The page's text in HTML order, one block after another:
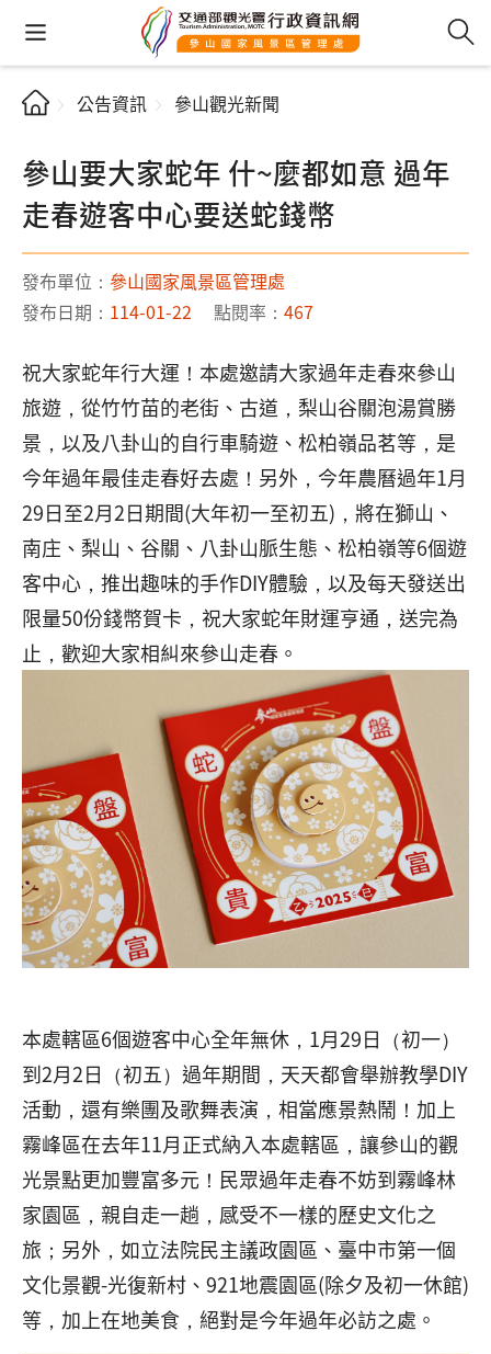
公告資訊 參山觀光新聞
參山要大家蛇年 什~麼都如意 過年
走春遊客中心要送蛇錢幣
發布單位： 參山國家風景區管理處
發布日期： 114-01-22 點閱率： 467
祝大家蛇年行大運！本處邀請大家過年走春來參山
旅遊，從竹竹苗的老街、古道，梨山谷關泡湯賞勝
景，以及八卦山的自行車騎遊、松柏嶺品茗等，是
今年過年最佳走春好去處！另外，今年農曆過年1月
29日至2月2日期間(大年初一至初五)，將在獅山、
南庄、梨山、谷關、八卦山脈生態、松柏嶺等6個遊
客中心，推出趣味的手作DIY體驗，以及每天發送出
限量50份錢幣賀卡，祝大家蛇年財運亨通，送完為
止，歡迎大家相糾來參山走春。
本處轄區6個遊客中心全年無休，1月29日（初一）
到2月2日（初五）過年期間，天天都會舉辦教學DIY
活動，還有樂團及歌舞表演，相當應景熱鬧！加上
霧峰區在去年11月正式納入本處轄區，讓參山的觀
光景點更加豐富多元！民眾過年走春不妨到霧峰林
家園區，親自走一趟，感受不一樣的歷史文化之
旅；另外，如立法院民主議政園區、臺中市第一個
文化景觀-光復新村、921地震園區(除夕及初一休館)
等，加上在地美食，絕對是今年過年必訪之處。